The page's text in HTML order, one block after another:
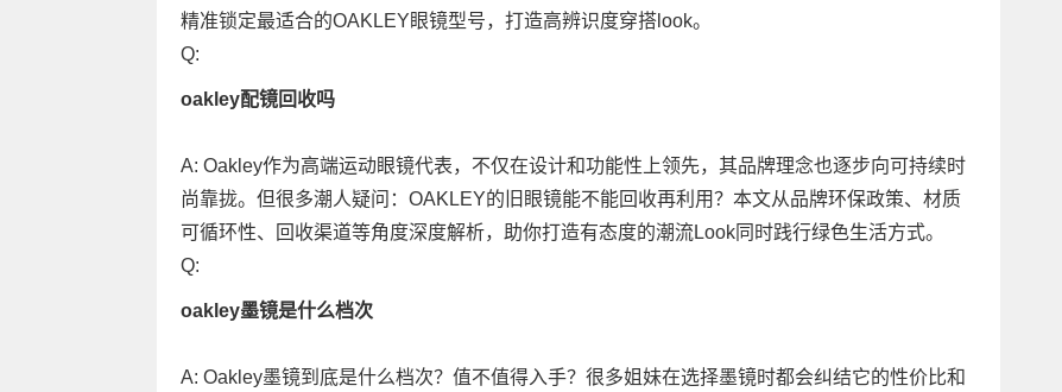
精准锁定最适合的OAKLEY眼镜型号，打造高辨识度穿搭look。
Q:
oakley配镜回收吗
A: Oakley作为高端运动眼镜代表，不仅在设计和功能性上领先，其品牌理念也逐步向可持续时
尚靠拢。但很多潮人疑问：OAKLEY的旧眼镜能不能回收再利用？本文从品牌环保政策、材质
可循环性、回收渠道等角度深度解析，助你打造有态度的潮流Look同时践行绿色生活方式。
Q:
oakley墨镜是什么档次
A: Oakley墨镜到底是什么档次？值不值得入手？很多姐妹在选择墨镜时都会纠结它的性价比和